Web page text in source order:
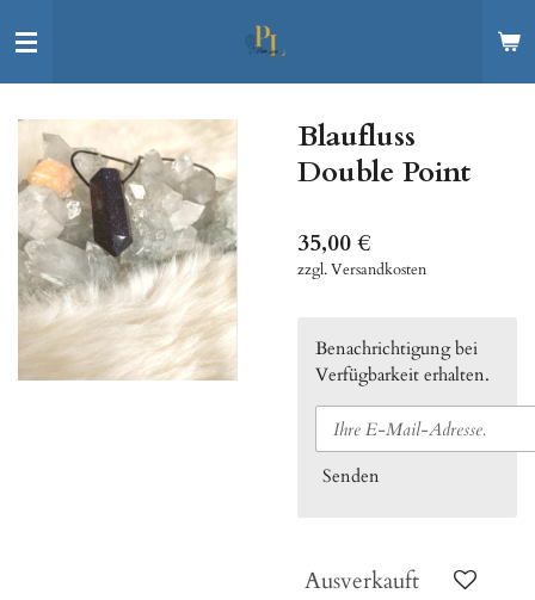
Hauptinhalt
Blaufluss
Double Point
35,00 €
zzgl. Versandkosten
Benachrichtigung bei
Verfügbarkeit erhalten.
Senden
Ausverkauft